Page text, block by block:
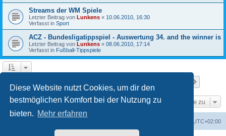
Diese Website nutzt Cookies, um dir den
bestmöglichen Komfort bei der Nutzung zu
bieten. Mehr erfahren
Streams der WM Spiele
Letzter Beitrag von Lunkens « 10.06.2010, 16:30
Verfasst in Sport
ACZ - Bundesligatippspiel - Auswertung 34. and the winner is
Letzter Beitrag von Lunkens « 08.06.2010, 17:14
Verfasst in Fußball-Tippspiele
Gehe zu
UTC+02:00